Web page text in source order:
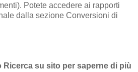
Potete accedere ai rapporti
dalla sezione Conversioni di
Ricerca su sito per saperne di più